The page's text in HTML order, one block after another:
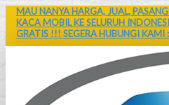
MAU NANYA HARGA, JUAL,
KACA MOBIL KE SELURUH
GRATIS !!! SEGERA HUBUNGI